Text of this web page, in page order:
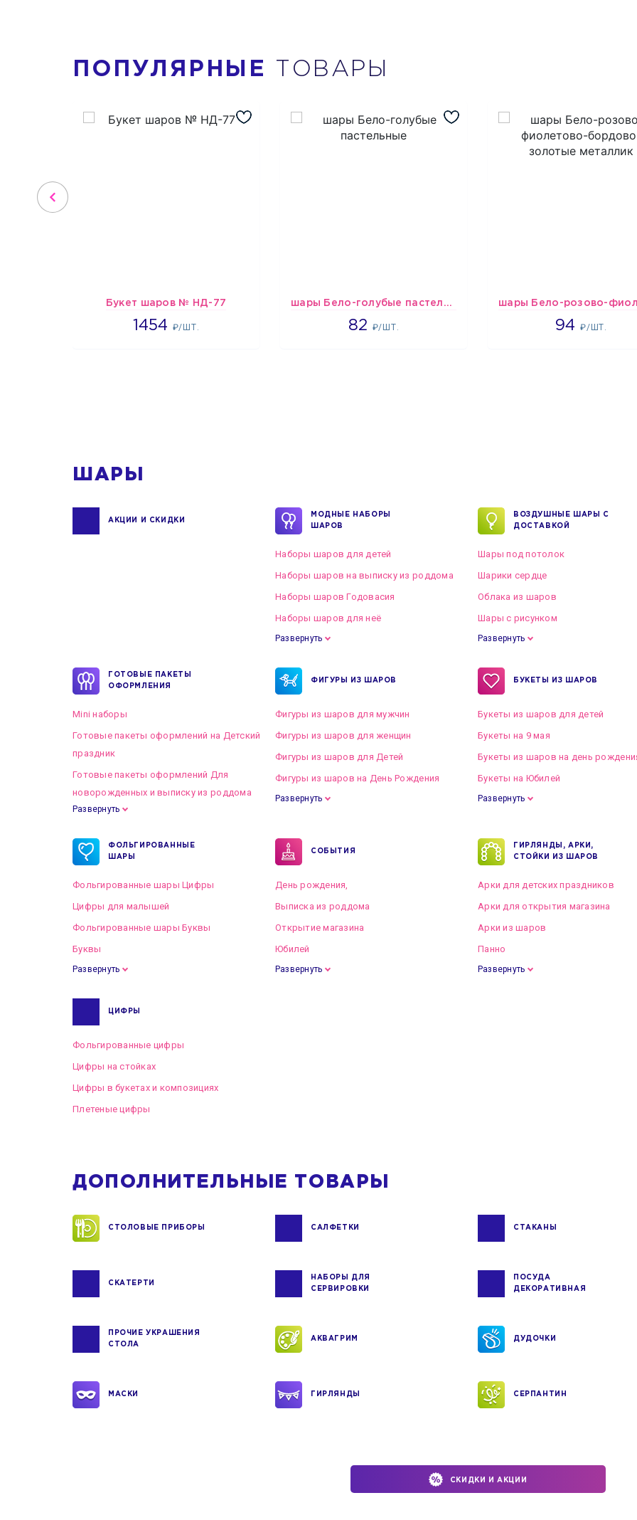
ПОПУЛЯРНЫЕ ТОВАРЫ
Букет шаров № НД-77
1454 ₽/ШТ.
1454 шары Бело-голубые пастельные
82 ₽/ШТ.
1637
94₽/ШТ.
1697
ШАРЫ
АКЦИИ И СКИДКИ
МОДНЫЕ НАБОРЫ
ШАРОВ
Наборы шаров для детей
Наборы шаров на выписку из роддома
Наборы шаров Годовасия
Наборы шаров для неё
Развернуть
ВОЗДУШНЫЕ ШАРЫ С
ДОСТАВКОЙ
Шары под потолок
Шарики сердце
Облака из шаров
Шары с рисунком
Развернуть
ГОТОВЫЕ ПАКЕТЫ
ОФОРМЛЕНИЯ
Mini наборы
Готовые пакеты оформлений на Детский
праздник
Готовые пакеты оформлений Для
новорожденных и выписку из роддома
Готовые пакеты оформлений на Свадьбу
Развернуть
ФИГУРЫ ИЗ ШАРОВ
Фигуры из шаров для мужчин
Фигуры из шаров для женщин
Фигуры из шаров для Детей
Фигуры из шаров на День Рождения
Развернуть
БУКЕТЫ ИЗ ШАРОВ
Букеты из шаров для детей
Букеты на 9 мая
Букеты из шаров на день
Букеты на Юбилей
Развернуть
ФОЛЬГИРОВАННЫЕ
ШАРЫ
Фольгированные шары Цифры
Цифры для малышей
Фольгированные шары Буквы
Буквы
Развернуть
СОБЫТИЯ
День рождения,
Выписка из роддома
Открытие магазина
Юбилей
Развернуть
ГИРЛЯНДЫ, АРКИ,
СТОЙКИ ИЗ ШАРОВ
Арки для детских праздников
Арки для открытия магазина
Арки из шаров
Панно
Развернуть
ЦИФРЫ
Фольгированные цифры
Цифры на стойках
Цифры в букетах и композициях
Плетеные цифры
ДОПОЛНИТЕЛЬНЫЕ ТОВАРЫ
СТОЛОВЫЕ ПРИБОРЫ САЛФЕТКИ СТАКАНЫ
СКАТЕРТИ
НАБОРЫ ДЛЯ
СЕРВИРОВКИ
ПОСУДА
ДЕКОРАТИВНАЯ
ПРОЧИЕ УКРАШЕНИЯ
СТОЛА
АКВАГРИМ ДУДОЧКИ
МАСКИ ГИРЛЯНДЫ СЕРПАНТИН
СКИДКИ И АКЦИИ